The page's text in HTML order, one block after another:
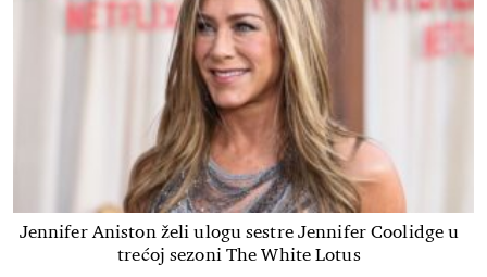
Jennifer Aniston želi ulogu sestre Jennifer Coolidge u
trećoj sezoni The White Lotus